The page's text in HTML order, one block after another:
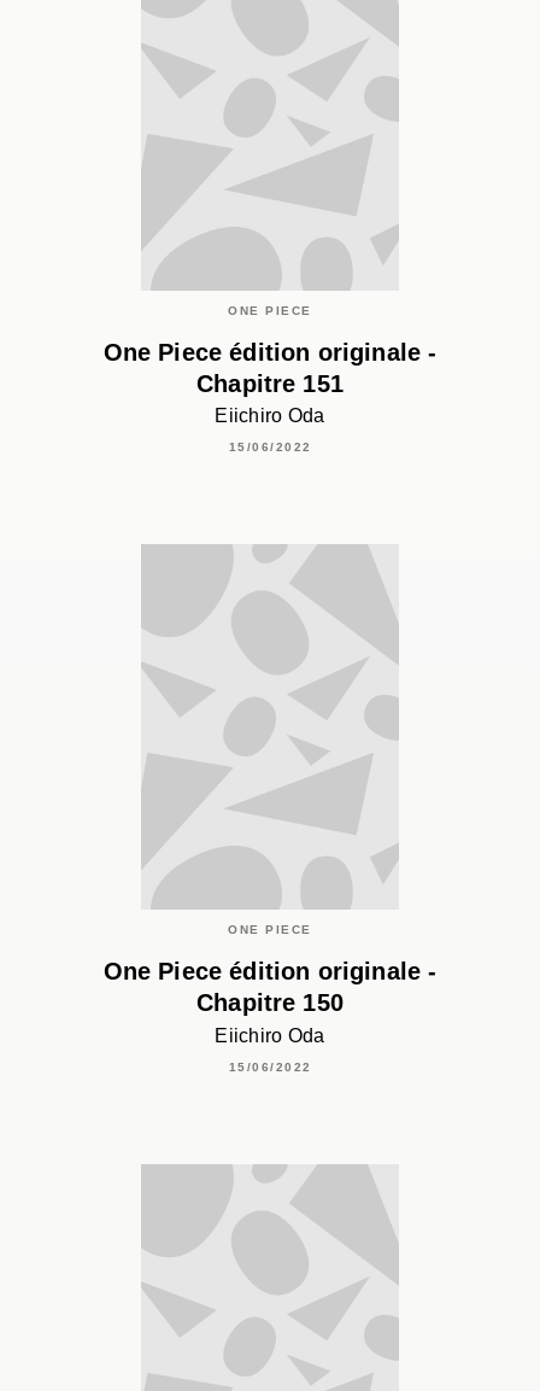
ONE PIECE
One Piece édition originale -
Chapitre 151
Eiichiro Oda
15/06/2022
ONE PIECE
One Piece édition originale -
Chapitre 150
Eiichiro Oda
15/06/2022